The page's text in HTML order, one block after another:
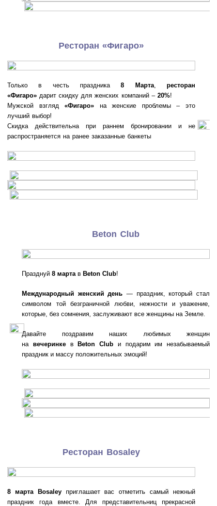
Ресторан «Фигаро»
Только в честь праздника8 Марта,ресторан
«Фигаро» дарит скидку для женских компаний – 20%!
Мужской взгляд«Фигаро» на женские проблемы – это
лучший выбор!
Скидка действительна при раннем бронировании и не
распространяется на ранее заказанные банкеты
Beton Club
Празднуй 8 мартав Beton Club!
Международный женский день — праздник, который стал
символом той безграничной любви, нежности и уважение,
которые, без сомнения, заслуживают все женщины на Земле.
Давайте поздравим наших любимых женщин
на вечеринкевBeton Club и подарим им незабываемый
праздник и массу положительных эмоций!
Ресторан Bosaley
8 марта Bosaleyприглашает вас отметить самый нежный
праздник года вместе. Для представительниц прекрасной